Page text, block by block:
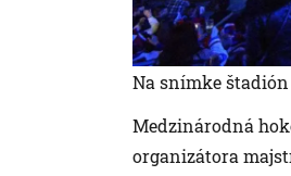
Na snímke štadión
Medzinárodná
organizátora